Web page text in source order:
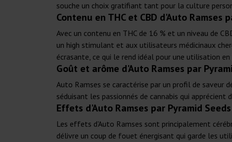
souche un choix gratifiant tant pour la culture
Contenu en THC et CBD d'Auto Ramses
Avec un contenu en THC de 16 % et un niveau de
un high stimulant et aux utilisateurs médicinaux
écrasante, ce qui le rend idéal pour une utilisation en
Goût et arôme d'Auto Ramses par
Auto Ramses se caractérise par un profil de saveur
séduisant les passionnés de cannabis qui
Effets d'Auto Ramses par Pyramid Seeds
Les effets d'Auto Ramses sont principalement
délivre un coup de fouet énergisant qui garde les